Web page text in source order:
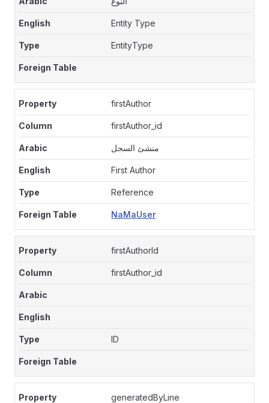
Entity Type
EntityType
firstAuthor
firstAuthor_id
منشئ السجل
First Author
Reference
NaMaUser
firstAuthorId
firstAuthor_id
ID
generatedByLine